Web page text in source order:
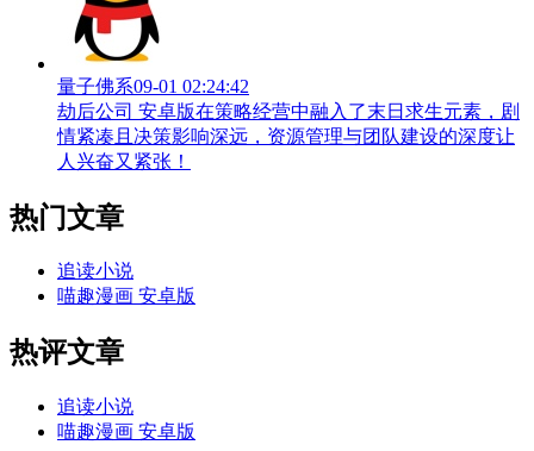
量子佛系09-01 02:24:42
劫后公司 安卓版在策略经营中融入了末日求生元素，剧
情紧凑且决策影响深远，资源管理与团队建设的深度让
人兴奋又紧张！
热门文章
追读小说
喵趣漫画 安卓版
热评文章
追读小说
喵趣漫画 安卓版